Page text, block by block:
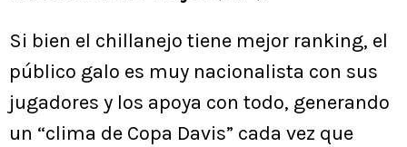
Si bien el chillanejo tiene mejor ranking, el
público galo es muy nacionalista con sus
jugadores y los apoya con todo, generando
un “clima de Copa Davis” cada vez que